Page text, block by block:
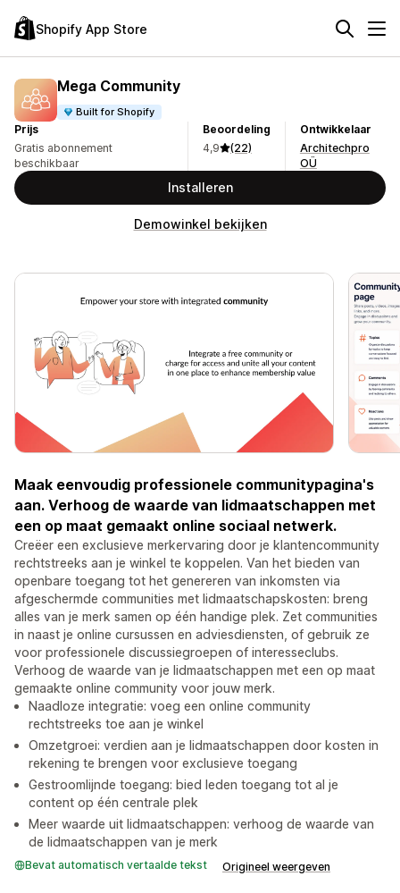
Shopify App Store
Mega Community
Built for Shopify
Prijs
Gratis abonnement
beschikbaar
Beoordeling
4,9
(22)
Ontwikkelaar
Architechpro
OÜ
Installeren
Demowinkel bekijken
Maak eenvoudig professionele communitypagina's
aan. Verhoog de waarde van lidmaatschappen met
een op maat gemaakt online sociaal netwerk.
Creëer een exclusieve merkervaring door je klantencommunity
rechtstreeks aan je winkel te koppelen. Van het bieden van
openbare toegang tot het genereren van inkomsten via
afgeschermde communities met lidmaatschapskosten: breng
alles van je merk samen op één handige plek. Zet communities
in naast je online cursussen en adviesdiensten, of gebruik ze
voor professionele discussiegroepen of interesseclubs.
Verhoog de waarde van je lidmaatschappen met een op maat
gemaakte online community voor jouw merk.
Naadloze integratie: voeg een online community
rechtstreeks toe aan je winkel
Omzetgroei: verdien aan je lidmaatschappen door kosten in
rekening te brengen voor exclusieve toegang
Gestroomlijnde toegang: bied leden toegang tot al je
content op één centrale plek
Meer waarde uit lidmaatschappen: verhoog de waarde van
de lidmaatschappen van je merk
Bevat automatisch vertaalde tekst Origineel weergeven